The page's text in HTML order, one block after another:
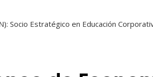
Socio Estratégico en Educación